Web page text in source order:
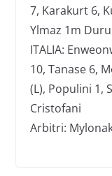
7, Karakurt 6,
Ylmaz 1m
ITALIA:
10, Tanase 6,
(L), Populini 1,
Cristofani
Arbitri: